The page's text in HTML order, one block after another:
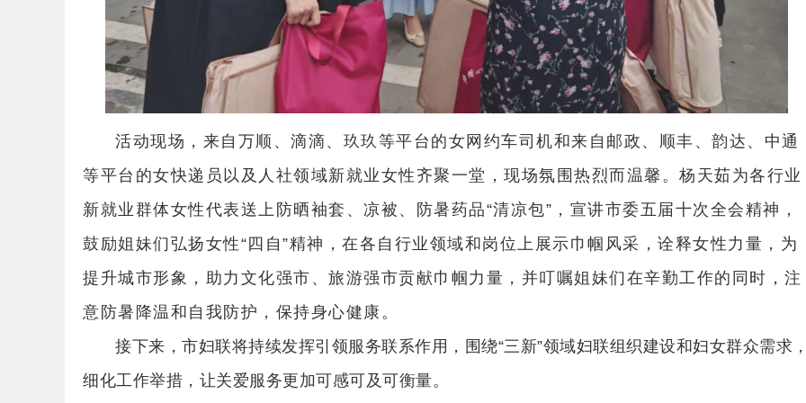
活动现场，来自万顺、滴滴、玖玖等平台的女网约车司机和来自邮政、顺丰、韵达、中通
等平台的女快递员以及人社领域新就业女性齐聚一堂，现场氛围热烈而温馨。杨天茹为各行业
新就业群体女性代表送上防晒袖套、凉被、防暑药品“清凉包”，宣讲市委五届十次全会精神，
鼓励姐妹们弘扬女性“四自”精神，在各自行业领域和岗位上展示巾帼风采，诠释女性力量，为
提升城市形象，助力文化强市、旅游强市贡献巾帼力量，并叮嘱姐妹们在辛勤工作的同时，注
意防暑降温和自我防护，保持身心健康。
接下来，市妇联将持续发挥引领服务联系作用，围绕“三新”领域妇联组织建设和妇女群众需求
细化工作举措，让关爱服务更加可感可及可衡量。